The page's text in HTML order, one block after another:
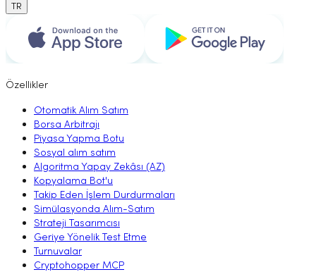
TR
Özellikler
Otomatik Alım Satım
Borsa Arbitrajı
Piyasa Yapma Botu
Sosyal alım satım
Algoritma Yapay Zekâsı (AZ)
Kopyalama Bot'u
Takip Eden İşlem Durdurmaları
Simülasyonda Alım-Satım
Strateji Tasarımcısı
Geriye Yönelik Test Etme
Turnuvalar
Cryptohopper MCP